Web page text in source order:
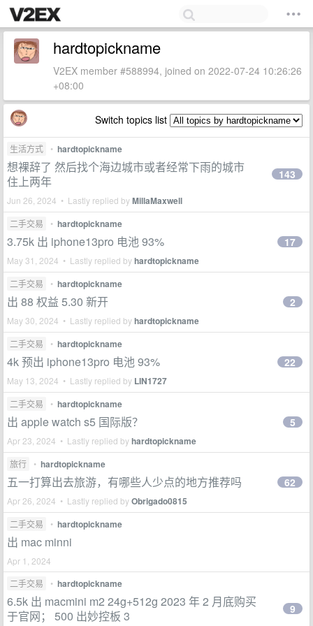
hardtopickname
V2EX member #588994, joined on 2022-07-24 10:26:26
+08:00
Switch topics list
生活方式 • hardtopickname
想裸辞了 然后找个海边城市或者经常下雨的城市
住上两年
Jun 26, 2024 • Lastly replied byMillaMaxwell
143
二手交易 • hardtopickname
3.75k 出 iphone13pro 电池 93%
May 31, 2024 • Lastly replied byhardtopickname
17
二手交易 • hardtopickname
出 88 权益 5.30 新开
May 30, 2024 • Lastly replied byhardtopickname
2
二手交易 • hardtopickname
4k 预出 iphone13pro 电池 93%
May 13, 2024 • Lastly replied by LIN1727
22
二手交易 • hardtopickname
出 apple watch s5 国际版？
Apr 23, 2024 • Lastly replied byhardtopickname
5
旅行 • hardtopickname
五一打算出去旅游，有哪些人少点的地方推荐吗
Apr 26, 2024 • Lastly replied byObrigado0815
62
二手交易 • hardtopickname
出 mac minni
Apr 1, 2024
二手交易
• hardtopickname
6.5k 出 macmini m2 24g+512g 2023 年 2 月底购买
于官网； 500 出妙控板 3
9